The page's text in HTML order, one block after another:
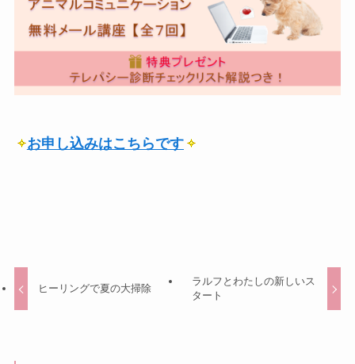
お申し込みはこちらです
ヒーリングで夏の大掃除
ラルフとわたしの新しいス
タート